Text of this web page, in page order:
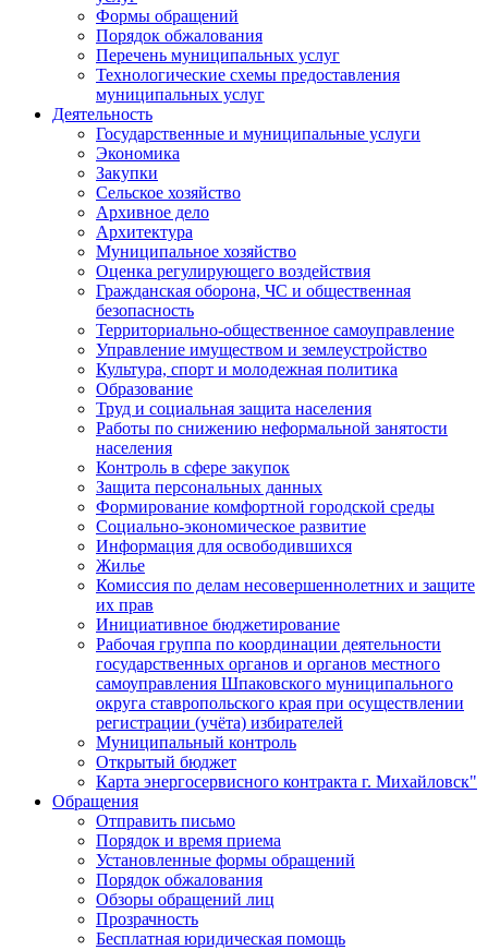
Формы обращений
Порядок обжалования
Перечень муниципальных услуг
Технологические схемы предоставления
муниципальных услуг
Деятельность
Государственные и муниципальные услуги
Экономика
Закупки
Сельское хозяйство
Архивное дело
Архитектура
Муниципальное хозяйство
Оценка регулирующего воздействия
Гражданская оборона, ЧС и общественная
безопасность
Территориально-общественное самоуправление
Управление имуществом и землеустройство
Культура, спорт и молодежная политика
Образование
Труд и социальная защита населения
Работы по снижению неформальной занятости
населения
Контроль в сфере закупок
Защита персональных данных
Формирование комфортной городской среды
Социально-экономическое развитие
Информация для освободившихся
Жилье
Комиссия по делам несовершеннолетних и защите
их прав
Инициативное бюджетирование
Рабочая группа по координации деятельности
государственных органов и органов местного
самоуправления Шпаковского муниципального
округа ставропольского края при осуществлении
регистрации (учёта) избирателей
Муниципальный контроль
Открытый бюджет
Карта энергосервисного контракта г. Михайловск"
Обращения
Отправить письмо
Порядок и время приема
Установленные формы обращений
Порядок обжалования
Обзоры обращений лиц
Прозрачность
Бесплатная юридическая помощь